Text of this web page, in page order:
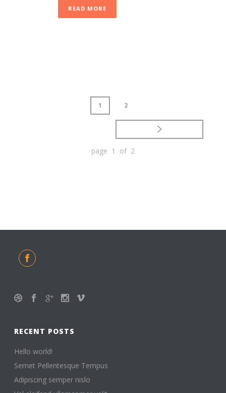
READ MORE
1 2
page 1 of 2
RECENT POSTS
Hello world!
Semet Pellentesque Tempus
Adipiscing semper nislo